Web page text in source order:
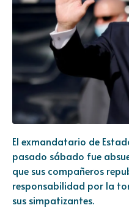
El exmandatario de
pasado sábado fue
que sus compañeros
responsabilidad por la
sus simpatizantes.